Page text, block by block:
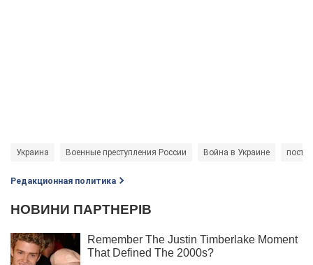
Украина Военные преступления России Война в Украине
Редакционная политика